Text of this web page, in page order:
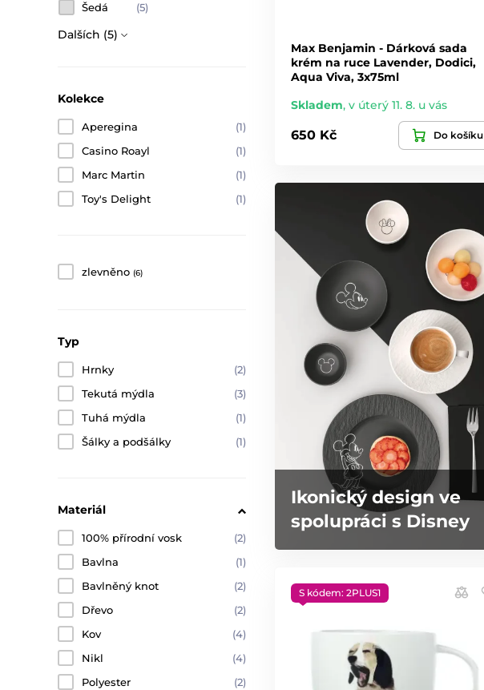
Šedá
(5)
Dalších (5)
Kolekce
Aperegina
(1)
Casino Roayl
(1)
Marc Martin
(1)
Toy's Delight
(1)
zlevněno (6)
Typ
Hrnky
(2)
Tekutá mýdla
(3)
Tuhá mýdla
(1)
Šálky a podšálky
(1)
Materiál
100% přírodní vosk
(2)
Bavlna
(1)
Bavlněný knot
(2)
Dřevo
(2)
Kov
(4)
Nikl
(4)
Polyester
(2)
Max Benjamin - Dárková sada
krém na ruce Lavender, Dodici,
Aqua Viva, 3x75ml
Skladem, v úterý 11. 8. u vás
650 Kč Do košíku
Ikonický design ve
spolupráci s Disney
S kódem: 2PLUS1